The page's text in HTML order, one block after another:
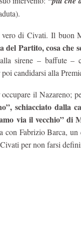
vero di Civati. Il buon
Partito, cosa che
sirene – baffute
candidarsi alla
il Nazareno;
schiacciato dalla
via il vecchio” di
Fabrizio Barca,
per non farsi